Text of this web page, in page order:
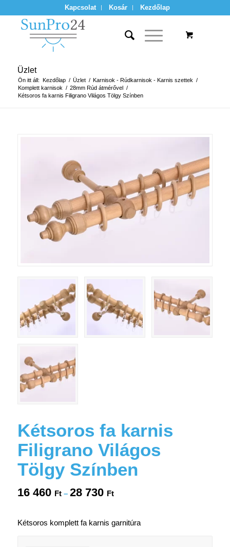
Kapcsolat Kosár Kezdőlap
Üzlet
Ön itt áll: Kezdőlap / Üzlet / Karnisok - Rúdkarnisok - Karnis szettek /
Komplett karnisok / 28mm Rúd átmérővel /
Kétsoros fa karnis Filigrano Világos Tölgy Színben
Kétsoros fa karnis
Filigrano Világos
Tölgy Színben
16 460 Ft – 28 730 FtÁrtartomány:
-
Kétsoros komplett fa karnis garnitúra